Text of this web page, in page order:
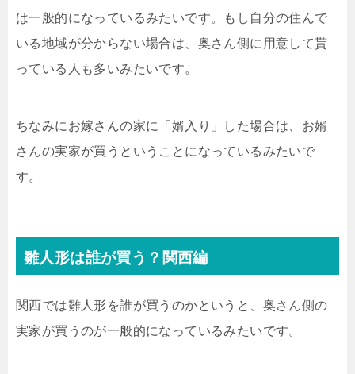
は一般的になっているみたいです。もし自分の住んで
いる地域が分からない場合は、奥さん側に用意して貰
っている人も多いみたいです。
ちなみにお嫁さんの家に「婿入り」した場合は、お婿
さんの実家が買うということになっているみたいで
す。
雛人形は誰が買う？関西編
関西では雛人形を誰が買うのかというと、奥さん側の
実家が買うのが一般的になっているみたいです。